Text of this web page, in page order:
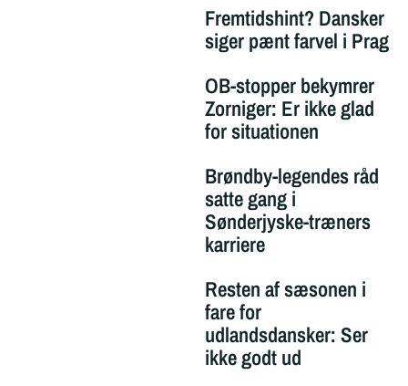
Fremtidshint? Dansker
siger pænt farvel i Prag
OB-stopper bekymrer
Zorniger: Er ikke glad
for situationen
Brøndby-legendes råd
satte gang i
Sønderjyske-træners
karriere
Resten af sæsonen i
fare for
udlandsdansker: Ser
ikke godt ud